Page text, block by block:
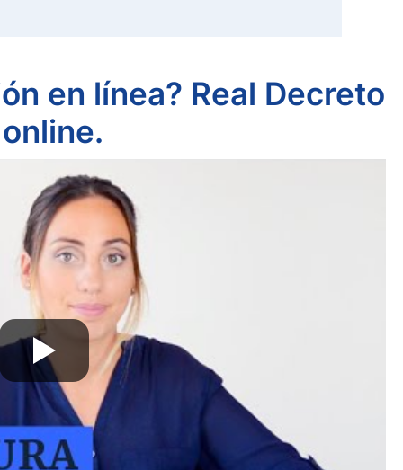
en línea? Real Decreto